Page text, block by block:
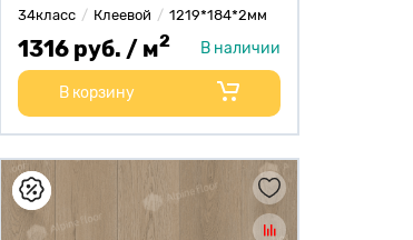
34класс
Клеевой 1219*184*2мм
1316 руб. / м2 В наличии
В корзину